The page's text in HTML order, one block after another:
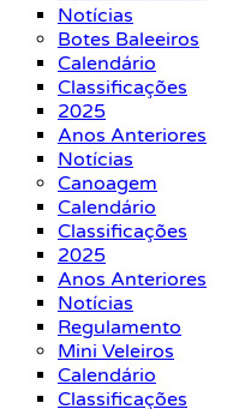
Notícias
Botes Baleeiros
Calendário
Classificações
2025
Anos Anteriores
Notícias
Canoagem
Calendário
Classificações
2025
Anos Anteriores
Notícias
Regulamento
Mini Veleiros
Calendário
Classificações